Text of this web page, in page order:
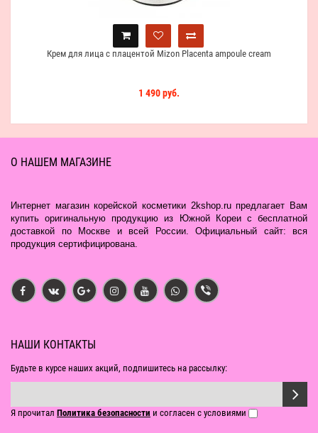
Крем для лица с плацентой Mizon Placenta ampoule cream
1 490 руб.
О НАШЕМ МАГАЗИНЕ
Интернет магазин корейской косметики 2kshop.ru предлагает Вам
купить оригинальную продукцию из Южной Кореи с бесплатной
доставкой по Москве и всей России. Официальный сайт: вся
продукция сертифицирована.
НАШИ КОНТАКТЫ
Будьте в курсе наших акций, подпишитесь на рассылку:
Я прочитал Политика безопасности и согласен с условиями